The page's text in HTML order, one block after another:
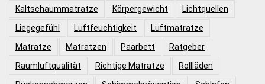
Kaltschaummatratze
Körpergewicht
Lichtquellen
Liegegefühl
Luftfeuchtigkeit
Luftmatratze
Matratze
Matratzen Paarbett
Ratgeber
Raumluftqualität
Richtige Matratze
Rollläden